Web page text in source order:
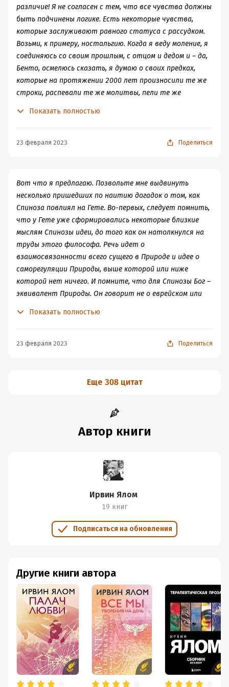
подтверждения своих мыслей. Встречая случайного
знакомого он раскрывает перед ним свои сомнения и
страхи. Со Спинозой все как-то сразу понятно. Он
сознательно идет на отлучение от всего привычного.
Идет и не очень то об этом сожалеет. Нет здесь у него
особых психотерапевтических бесед, которые бы
показали нам его внутреннее состояние. А для того
чтобы услышать мысли гения, лучше почитать его
Вот и получилась не совсем однозначная история. Все
дневнике или публично выступать с такой заранее
такие вот ощущения). Книга распадается на две
истории, которые вместе никак не собираются в одну,
поэтому общего посыла тоже нет. Можно почитать если
хочется что-то узнать про главных персонажей, в части
различие! Я не согласен с тем, что все чувства должны
быть подчинены логике. Есть некоторые чувства,
которые заслуживают равного статуса с рассудком.
Возьми, к примеру, ностальгию. Когда я веду моление, я
соединяюсь со своим прошлым, с отцом и дедом и – да,
Бенто, осмелюсь сказать, я думаю о своих предках,
которые на протяжении 2000 лет произносили те же
строки, распевали те же молитвы, пели те же
нерушимого потока общности. Эта мысль дарит мне
для души. Мне это необходимо. Полагаю, это
необходимо всем.
Показать полностью
23 февраля 2023 Поделиться
Вот что я предлагаю. Позвольте мне выдвинуть
несколько пришедших по наитию догадок о том, как
Спиноза повлиял на Гете. Во-первых, следует помнить,
что у Гете уже сформировались некоторые близкие
мыслям Спинозы идеи, до того как он натолкнулся на
труды этого философа. Речь идет о
взаимосвязанности всего сущего в Природе и идее о
саморегуляции Природы, выше которой или ниже
которой нет ничего. И помните, что для Спинозы Бог –
эквивалент Природы. Он говорит не о еврейском или
догадывался, что он хотел уничтожить все религии.
как все большее число людей станет посвящать себя
такой сущности, как воля или сила воли. Ничто не
совершается по капризу. Все вызвано чем-то
предшествующим, и чем больше мы посвящаем себя
становимся. Именно эта точка зрения на
упорядоченную вселенную с предсказуемыми,
математически выведенными законами, на мир,
обладающий бесконечными возможностями
Показать полностью
23 февраля 2023 Поделиться
Еще 308 цитат
Автор книги
Ирвин Ялом
19 книг
Подписаться на обновления
Другие книги автора